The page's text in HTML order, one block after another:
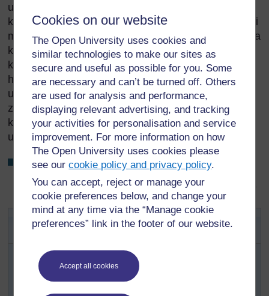
Cookies on our website
The Open University uses cookies and
similar technologies to make our sites as
secure and useful as possible for you. Some
are necessary and can’t be turned off. Others
are used for analysis and performance,
displaying relevant advertising, and tracking
your activities for personalisation and service
improvement. For more information on how
The Open University uses cookies please
see ourcookie policy and privacy policy.
You can accept, reject or manage your
cookie preferences below, and change your
mind at any time via the “Manage cookie
preferences” link in the footer of our website.
Accept all cookies
ujauzito, hata hivyo, unaweza kufanywa tu katika
kituo cha afya kwa kutumia vifaa mwafaka. Mawimbi
makali sana ya sauti usiyoweza kuyasikia hupitishwa
kwenye fumbatio la mama kwa mashine hiyo na
kurushwa kurudi nyuma mbali na mtoto. Tarakilishi
hugeuza mawimbi haya ya sauti kuwa picha ya
umbo la fetasi; plasenta na kiungamwana pia
zinaweza kuonekana. Hali njema ya fetasi inaweza
kufuatiliwa kwa kutumia vijisauti ujauzito
unapoendelea.
Je, ni zipi kati ya ishara na dalili za ujauzito zilizo katika
kebele yako kukusaidia kutambua ujauzito katika jamii?
Zoezi 8.1 Kuuliza maswali kuhusu ishara
zinazoweza kuashiria ujauzito
Tenga takriban dakika 10 kwa zoezi hili.
Andika katika Shajara yako ya Masomo maswali